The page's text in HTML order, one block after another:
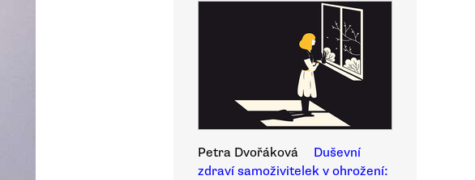
Petra Dvořáková
Duševní
zdraví samoživitelek v ohrožení: